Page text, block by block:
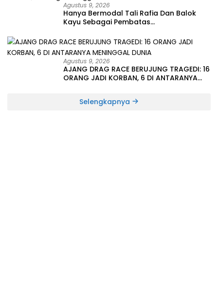
Agustus 9, 2026
Hanya Bermodal Tali Rafia Dan Balok
Kayu Sebagai Pembatas
Maut :16 Korban,6 Orang Meninggal
Dunia
Agustus 9, 2026
AJANG DRAG RACE BERUJUNG TRAGEDI: 16
ORANG JADI KORBAN, 6 DI ANTARANYA
Selengkapnya